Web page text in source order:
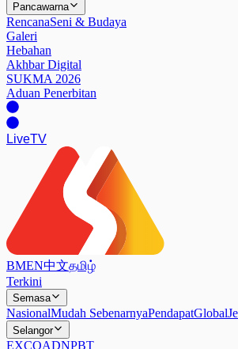
Pancawarna
RencanaSeni & Budaya
Galeri
Hebahan
Akhbar Digital
SUKMA 2026
Aduan Penerbitan
LiveTV
BMEN中文தமிழ்
Terkini
Semasa
NasionalMudah SebenarnyaPendapatGlobal
Selangor
EXCOADNPBT